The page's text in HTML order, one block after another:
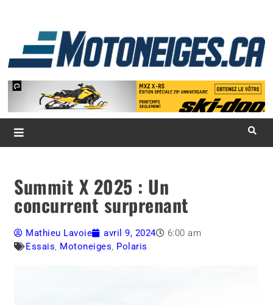
Magazine Motoneiges.ca
Summit X 2025 : Un
concurrent surprenant
Mathieu Lavoie avril 9, 2024
6:00 am
Essais, Motoneiges, Polaris